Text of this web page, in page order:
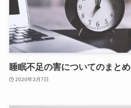
睡眠不足の害についてのまとめ
2020年3月7日